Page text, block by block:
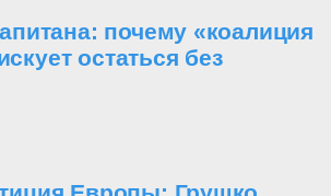
почему «коалиция
остаться без